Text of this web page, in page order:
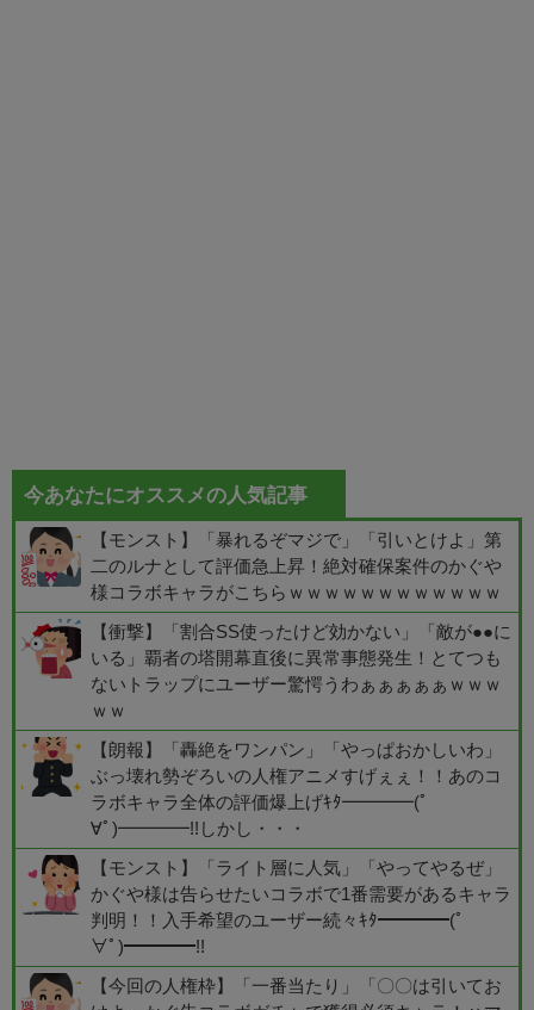
今あなたにオススメの人気記事
【モンスト】「暴れるぞマジで」「引いとけよ」第
二のルナとして評価急上昇！絶対確保案件のかぐや
様コラボキャラがこちらｗｗｗｗｗｗｗｗｗｗｗｗ
【衝撃】「割合SS使ったけど効かない」「敵が●●に
いる」覇者の塔開幕直後に異常事態発生！とてつも
ないトラップにユーザー驚愕うわぁぁぁぁぁｗｗｗ
ｗｗ
【朗報】「轟絶をワンパン」「やっぱおかしいわ」
ぶっ壊れ勢ぞろいの人権アニメすげぇぇ！！あのコ
ラボキャラ全体の評価爆上げｷﾀ━━━━(ﾟ
∀ﾟ)━━━━!!しかし・・・
【モンスト】「ライト層に人気」「やってやるぜ」
かぐや様は告らせたいコラボで1番需要があるキャラ
判明！！入手希望のユーザー続々ｷﾀ━━━━(ﾟ
∀ﾟ)━━━━!!
【今回の人権枠】「一番当たり」「〇〇は引いてお